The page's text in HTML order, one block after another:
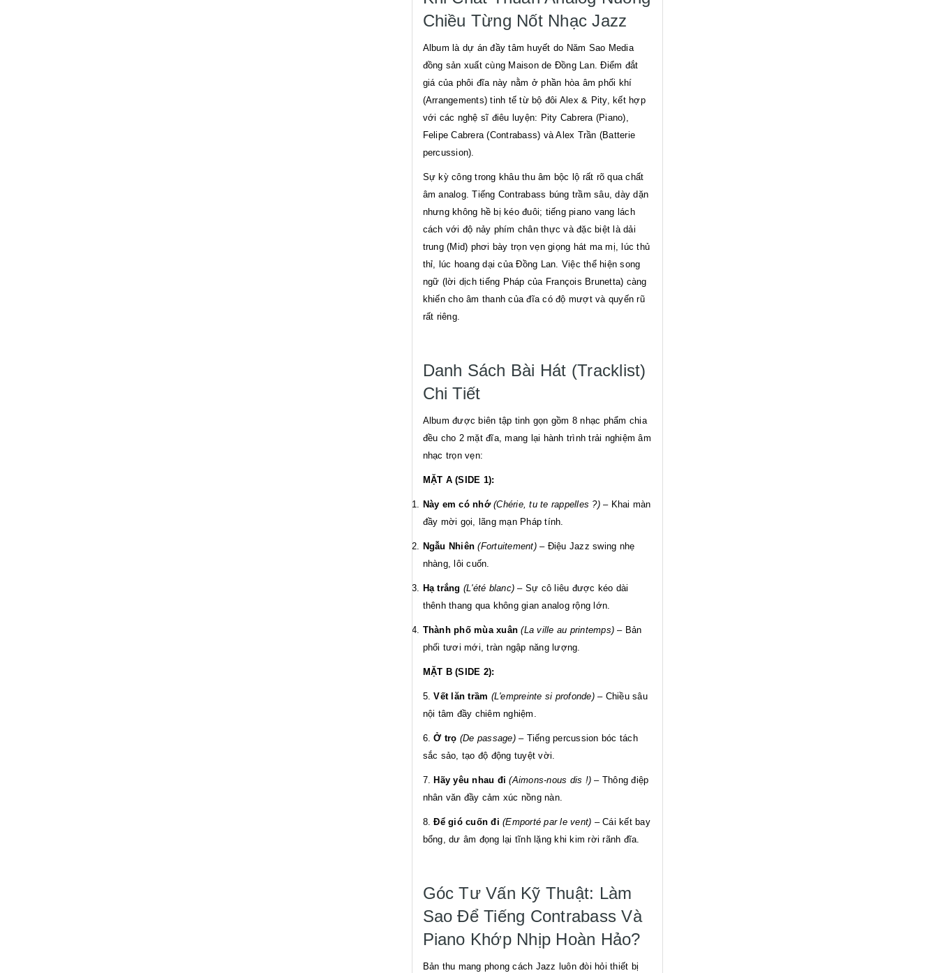
Chiều Từng Nốt Nhạc Jazz
Album là dự án đầy tâm huyết do Năm Sao Media
đồng sản xuất cùng Maison de Đồng Lan. Điểm đắt
giá của phôi đĩa này nằm ở phần hòa âm phối khí
(Arrangements) tinh tế từ bộ đôi Alex & Pity, kết hợp
với các nghệ sĩ điêu luyện: Pity Cabrera (Piano),
Felipe Cabrera (Contrabass) và Alex Trần (Batterie
percussion).
Sự kỳ công trong khâu thu âm bộc lộ rất rõ qua chất
âm analog. Tiếng Contrabass búng trầm sâu, dày dặn
nhưng không hề bị kéo đuôi; tiếng piano vang lách
cách với độ nảy phím chân thực và đặc biệt là dải
trung (Mid) phơi bày trọn vẹn giọng hát ma mị, lúc thủ
thỉ, lúc hoang dại của Đồng Lan. Việc thể hiện song
ngữ (lời dịch tiếng Pháp của François Brunetta) càng
khiến cho âm thanh của đĩa có độ mượt và quyến rũ
rất riêng.
Danh Sách Bài Hát (Tracklist)
Chi Tiết
Album được biên tập tinh gọn gồm 8 nhạc phẩm chia
đều cho 2 mặt đĩa, mang lại hành trình trải nghiệm âm
nhạc trọn vẹn:
MẶT A (SIDE 1):
Này em có nhớ (Chérie, tu te rappelles ?)– Khai màn
đầy mời gọi, lãng mạn Pháp tính.
Ngẫu Nhiên (Fortuitement)– Điệu Jazz swing nhẹ
nhàng, lôi cuốn.
Hạ trắng (L'été blanc) – Sự cô liêu được kéo dài
thênh thang qua không gian analog rộng lớn.
Thành phố mùa xuân (La ville au printemps) – Bản
phối tươi mới, tràn ngập năng lượng.
MẶT B (SIDE 2):
5.Vết lăn trầm (L'empreinte si profonde)– Chiều sâu
nội tâm đầy chiêm nghiệm.
6.Ở trọ (De passage)– Tiếng percussion bóc tách
sắc sảo, tạo độ động tuyệt vời.
7. Hãy yêu nhau đi (Aimons-nous dis !) – Thông điệp
nhân văn đầy cảm xúc nồng nàn.
8.Để gió cuốn đi (Emporté par le vent) – Cái kết bay
bổng, dư âm đọng lại tĩnh lặng khi kim rời rãnh đĩa.
Góc Tư Vấn Kỹ Thuật: Làm
Sao Để Tiếng Contrabass Và
Piano Khớp Nhịp Hoàn Hảo?
Bản thu mang phong cách Jazz luôn đòi hỏi thiết bị